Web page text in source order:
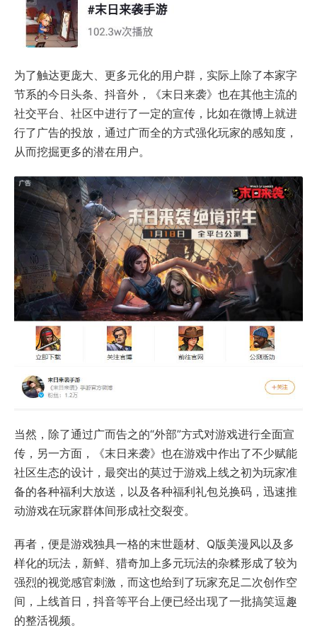
为了触达更庞大、更多元化的用户群，实际上除了本家字
节系的今日头条、抖音外，《末日来袭》也在其他主流的
社交平台、社区中进行了一定的宣传，比如在微博上就进
行了广告的投放，通过广而全的方式强化玩家的感知度，
从而挖掘更多的潜在用户。
当然，除了通过广而告之的“外部”方式对游戏进行全面宣
传，另一方面，《末日来袭》也在游戏中作出了不少赋能
社区生态的设计，最突出的莫过于游戏上线之初为玩家准
备的各种福利大放送，以及各种福利礼包兑换码，迅速推
动游戏在玩家群体间形成社交裂变。
再者，便是游戏独具一格的末世题材、Q版美漫风以及多
样化的玩法，新鲜、猎奇加上多元玩法的杂糅形成了较为
强烈的视觉感官刺激，而这也给到了玩家充足二次创作空
间，上线首日，抖音等平台上便已经出现了一批搞笑逗趣
的整活视频。